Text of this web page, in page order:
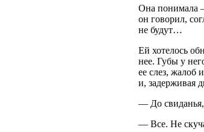
Она понимала
он говорил,
не будут…
Ей хотелось
нее. Губы у
ее слез, жалоб
и, задерживая
— До свиданья,
— Все. Не